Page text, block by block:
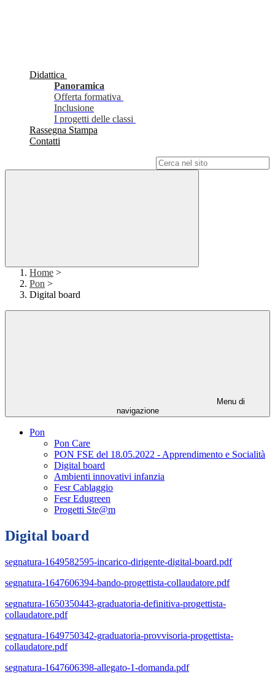
Didattica
Panoramica
Offerta formativa
Inclusione
I progetti delle classi
Rassegna Stampa
Contatti
Home >
Pon >
Digital board
Menu di
navigazione
Pon
Pon Care
PON FSE del 18.05.2022 - Apprendimento e Socialità
Digital board
Ambienti innovativi infanzia
Fesr Cablaggio
Fesr Edugreen
Progetti Ste@m
Digital board
segnatura-1649582595-incarico-dirigente-digital-board.pdf
segnatura-1647606394-bando-progettista-collaudatore.pdf
segnatura-1650350443-graduatoria-definitiva-progettista-
collaudatore.pdf
segnatura-1649750342-graduatoria-provvisoria-progettista-
collaudatore.pdf
segnatura-1647606398-allegato-1-domanda.pdf